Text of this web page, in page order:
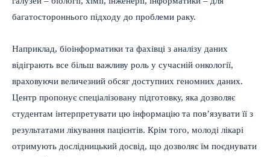
багатостороннього підходу до проблеми раку.
Наприклад, біоінформатики та фахівці з аналізу даних
відіграють все більш важливу роль у сучасній онкології,
враховуючи величезний обсяг доступних геномних даних.
Центр пропонує спеціалізовану підготовку, яка дозволяє
студентам інтерпретувати цю інформацію та пов’язувати її з
результатами лікування пацієнтів. Крім того, молоді лікарі
отримують дослідницький досвід, що дозволяє їм поєднувати